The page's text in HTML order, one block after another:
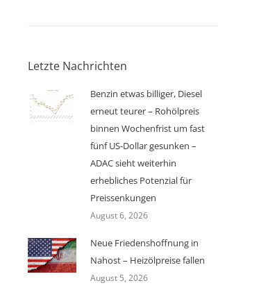
Letzte Nachrichten
Benzin etwas billiger, Diesel
erneut teurer – Rohölpreis
binnen Wochenfrist um fast
fünf US-Dollar gesunken –
ADAC sieht weiterhin
erhebliches Potenzial für
Preissenkungen
August 6, 2026
Neue Friedenshoffnung in
Nahost – Heizölpreise fallen
August 5, 2026